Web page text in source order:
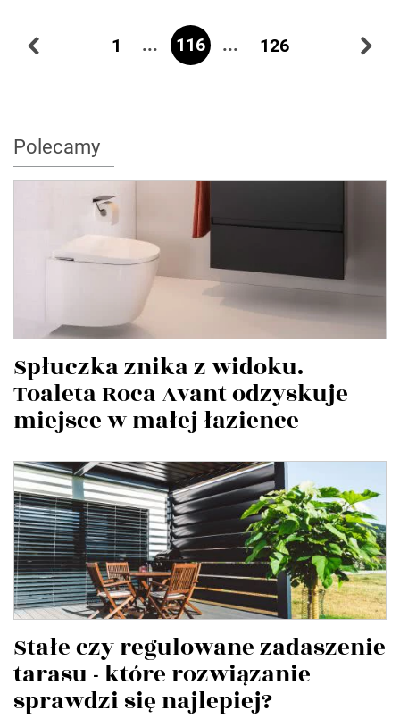
1 ... 116 ... 126
Polecamy
Spłuczka znika z widoku.
Toaleta Roca Avant odzyskuje
miejsce w małej łazience
Stałe czy regulowane zadaszenie
tarasu - które rozwiązanie
sprawdzi się najlepiej?